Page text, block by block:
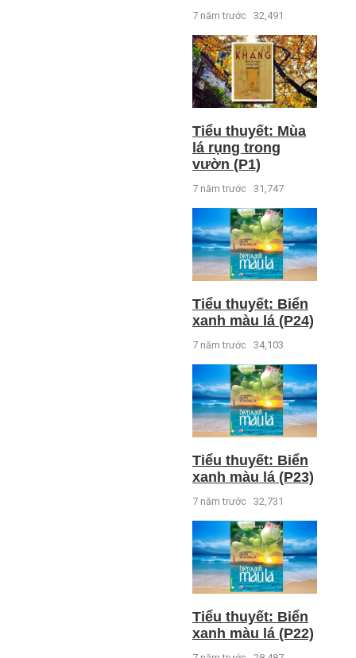
7 năm trước 32,491
Tiểu thuyết: Mùa
lá rụng trong
vườn (P1)
7 năm trước 31,747
Tiểu thuyết: Biển
xanh màu lá (P24)
7 năm trước 34,103
Tiểu thuyết: Biển
xanh màu lá (P23)
7 năm trước 32,731
Tiểu thuyết: Biển
xanh màu lá (P22)